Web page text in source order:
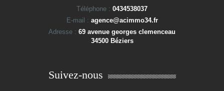
Téléphone : 0434538037
E-mail : agence@acimmo34.fr
Adresse : 69 avenue georges clemenceau
34500 Béziers
Suivez-nous